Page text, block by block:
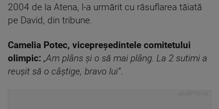
2004 de la Atena, l-a urmărit cu răsuflarea tăiată
pe David, din tribune.
Camelia Potec, vicepreședintele comitetului
olimpic: „Am plâns și o să mai plâng. La 2 sutimi a
reușit să o câștige, bravo lui”.